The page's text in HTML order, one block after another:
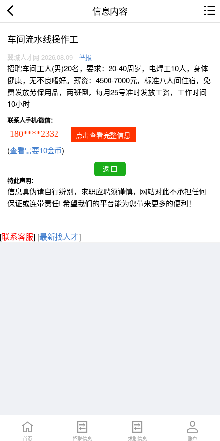
信息内容
车间流水线操作工
翼城人才网 2026.08.09 举报
招聘车间工人(男)20名，要求：20-40周岁，电焊工10人，身体
健康，无不良嗜好。薪资：4500-7000元，标准八人间住宿，免
费发放劳保用品，两班倒，每月25号准时发放工资，工作时间
10小时
联系人手机/微信：
180****2332 点击查看完整信息
(查看需要10金币)
特此声明：
信息真伪请自行辨别，求职应聘须谨慎，网站对此不承担任何
保证或连带责任! 希望我们的平台能为您带来更多的便利！
[联系客服] [最新找人才]
首页 招聘信息 求职信息 账户